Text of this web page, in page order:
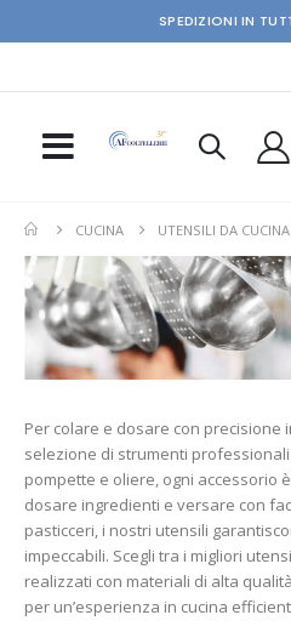
SPEDIZIONI IN
CUCINA UTENSILI DA CUCINA
Per colare e dosare con precisione
selezione di strumenti
pompette e oliere, ogni accessorio
dosare ingredienti e versare con
pasticceri, i nostri utensili
impeccabili. Scegli tra i migliori
realizzati con materiali di alta
per un’esperienza in cucina